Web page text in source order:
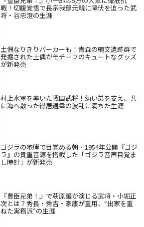
戦！切腹覚悟で長宗我部元親に降伏を迫った武
将・谷忠澄の生涯
土偶なりきりパーカーも！青森の縄文遺跡群で
発掘された土偶がモチーフのキュートなグッズ
が新発売
村上水軍を率いた戦国武将！幼い弟を支え、共
に海へ散った得居通幸の波乱に満ちた生涯
ゴジラの咆哮で目覚める朝…1954年公開『ゴジ
ラ』の貴重音源を搭載した「ゴジラ音声目覚ま
し時計」が新発売
『豊臣兄弟！』で萩原護が演じる武将・小堀正
次とは？秀長・秀吉・家康が重用、“出家を重
ねた実務派”の生涯